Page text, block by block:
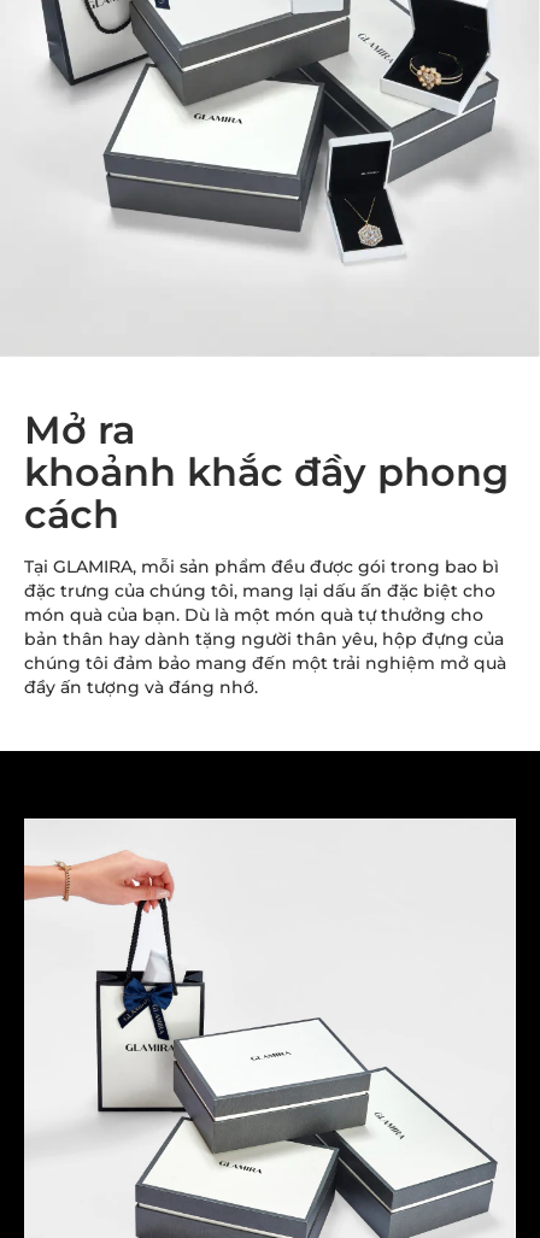
Mở ra
khoảnh khắc đầy phong
cách
Tại GLAMIRA, mỗi sản phẩm đều được gói trong bao bì
đặc trưng của chúng tôi, mang lại dấu ấn đặc biệt cho
món quà của bạn. Dù là một món quà tự thưởng cho
bản thân hay dành tặng người thân yêu, hộp đựng của
chúng tôi đảm bảo mang đến một trải nghiệm mở quà
đầy ấn tượng và đáng nhớ.